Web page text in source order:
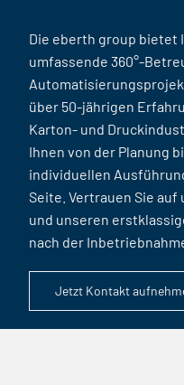
Die eberth group bietet
umfassende 360°-
über 50-jährigen
Karton- und
Ihnen von der Planung
individuellen
Seite. Vertrauen Sie auf
und unseren
nach der
Jetzt Kontakt